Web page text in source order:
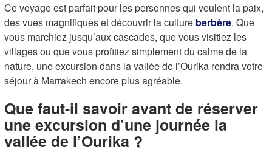
Ce voyage est parfait pour les personnes qui veulent la paix,
des vues magnifiques et découvrir la culture berbère. Que
vous marchiez jusqu’aux cascades, que vous visitiez les
villages ou que vous profitiez simplement du calme de la
nature, une excursion dans la vallée de l’Ourika rendra votre
séjour à Marrakech encore plus agréable.
Que faut-il savoir avant de réserver
une excursion d’une journée la
vallée de l’Ourika ?